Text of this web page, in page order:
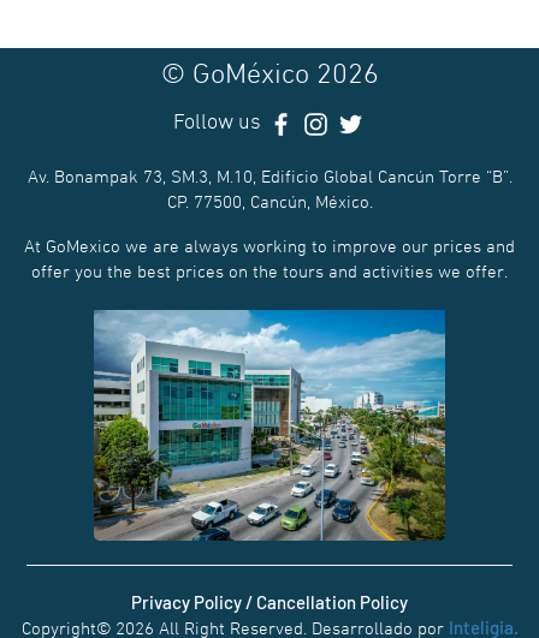
© GoMéxico 2026
Follow us
Av. Bonampak 73, SM.3, M.10, Edificio Global Cancún Torre “B”.
CP. 77500, Cancún, México.
At GoMexico we are always working to improve our prices and
offer you the best prices on the tours and activities we offer.
Privacy Policy / Cancellation Policy
Copyright© 2026 All Right Reserved. Desarrollado por Inteligia.